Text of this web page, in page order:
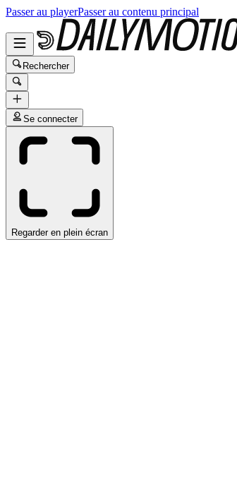
Passer au playerPasser au contenu principal
Rechercher
Se connecter
Regarder en plein écran